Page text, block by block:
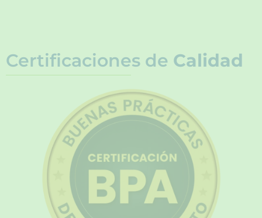
Certificaciones de Calidad